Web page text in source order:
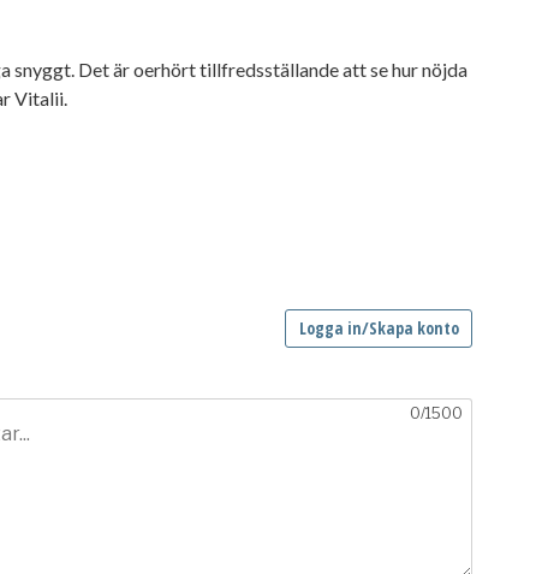
snyggt. Det är oerhört tillfredsställande att se hur nöjda
Vitalii.